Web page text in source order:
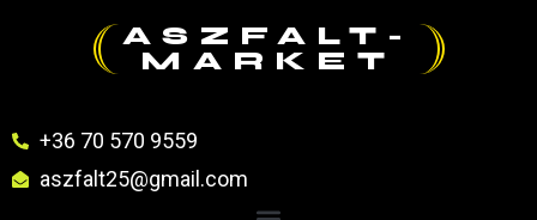
ASZFALT-
MARKET
+36 70 570 9559
aszfalt25@gmail.com